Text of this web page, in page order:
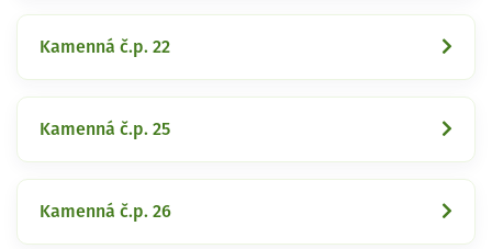
Kamenná č.p. 22
Kamenná č.p. 25
Kamenná č.p. 26